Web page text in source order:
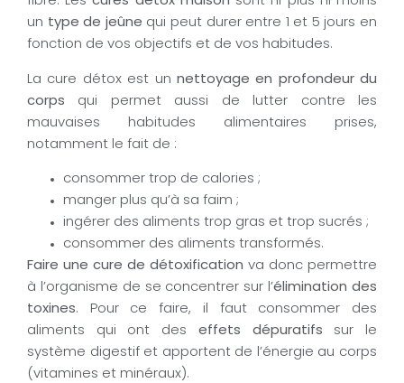
un type de jeûne qui peut durer entre 1 et 5 jours en
fonction de vos objectifs et de vos habitudes.
La cure détox est un nettoyage en profondeur du
corps qui permet aussi de lutter contre les
mauvaises habitudes alimentaires prises,
notamment le fait de :
consommer trop de calories ;
manger plus qu’à sa faim ;
ingérer des aliments trop gras et trop sucrés ;
consommer des aliments transformés.
Faire une cure de détoxification va donc permettre
à l’organisme de se concentrer sur l’élimination des
toxines. Pour ce faire, il faut consommer des
aliments qui ont des effets dépuratifs sur le
système digestif et apportent de l’énergie au corps
(vitamines et minéraux).